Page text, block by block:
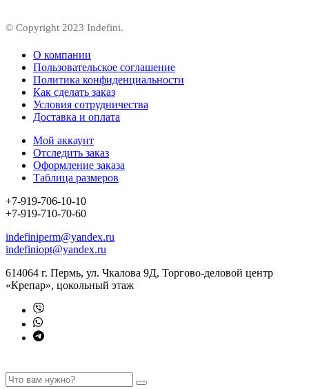
© Copyright 2023 Indefini.
О компании
Пользовательское соглашение
Политика конфиденциальности
Как сделать заказ
Условия сотрудничества
Доставка и оплата
Мой аккаунт
Отследить заказ
Оформление заказа
Таблица размеров
+7-919-706-10-10
+7-919-710-70-60
indefiniperm@yandex.ru
indefiniopt@yandex.ru
614064 г. Пермь, ул. Чкалова 9Д, Торгово-деловой центр
«Крепар», цокольный этаж